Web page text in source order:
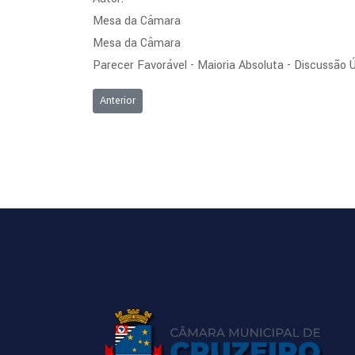
Mesa da Câmara
Mesa da Câmara
Parecer Favorável - Maioria Absoluta - Discussão
Artigo anterior: Ordem do Dia da Sessão Ordinária de
Anterior